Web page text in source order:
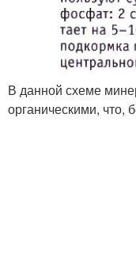
В данной схеме
органическими, что,